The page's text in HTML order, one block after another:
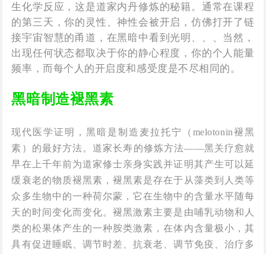
生化学反应，这是道家内丹修炼的秘籍。通常在课程
的第三天，你的灵性、神性会被开启，仿佛打开了链
接宇宙智慧的甬道，在黑暗中看到光明、、、当然，
出现任何状态都取决于你的静心程度，你的个人能量
频率，而每个人的开启度和感受度是不尽相同的。
黑暗制造褪黑素
现代医学证明，黑暗是制造麦拉托宁（melotonin褪黑
素）的最好方法。道家长寿的修炼方法——黑关疗愈就
早在上千年前为道家修士亲身实践并证明其产生可以延
缓衰老的物质褪黑素，褪黑素是存在于从藻类到人类等
众多生物中的一种荷尔蒙，它在生物中的含量水平随每
天的时间变化而变化。褪黑激素主要是由哺乳动物和人
类的松果体产生的一种胺类激素，在体内含量极小，其
具有促进睡眠、调节时差、抗衰老、调节免疫、治疗多